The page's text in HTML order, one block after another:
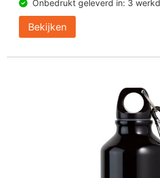
Onbedrukt geleverd in: 3
Bekijken